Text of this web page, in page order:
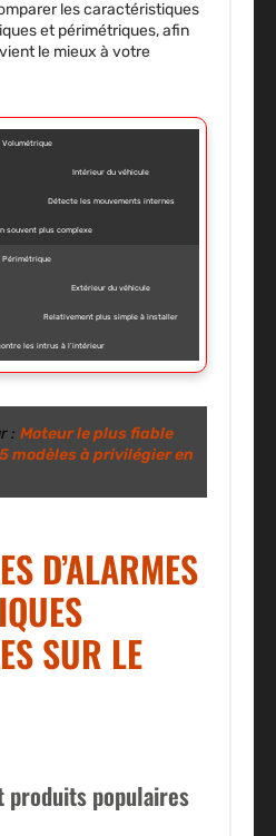
les caractéristiques
et périmétriques, afin
le mieux à votre
Volumétrique
Intérieur du véhicule
Détecte les mouvements internes
souvent plus complexe
Périmétrique
Extérieur du véhicule
Relativement plus simple à installer
les intrus à l’intérieur
: Moteur le plus fiable
modèles à privilégier en
D’ALARMES
SUR LE
produits populaires